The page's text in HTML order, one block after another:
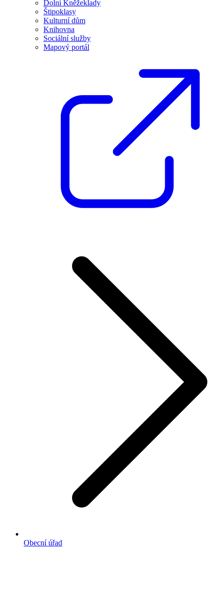
Dolní Kněžeklady
Štipoklasy
Kulturní dům
Knihovna
Sociální služby
Mapový portál
Obecní úřad